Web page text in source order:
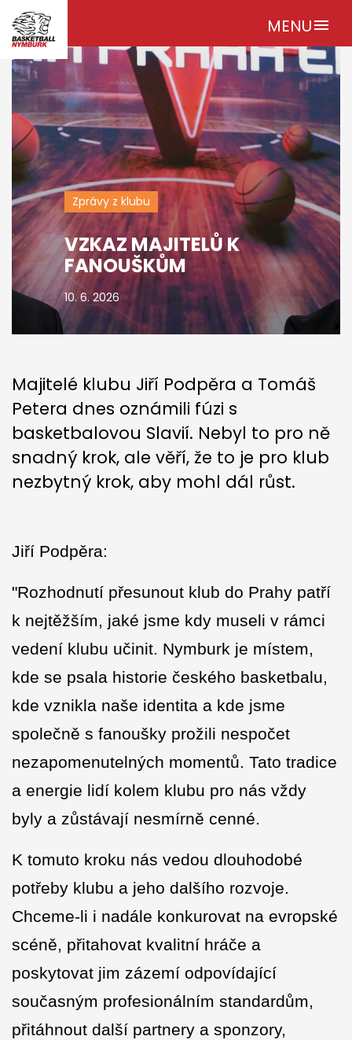
MENUmenu
Zprávy z klubu
VZKAZ MAJITELŮ K
FANOUŠKŮM
10. 6. 2026
Majitelé klubu Jiří Podpěra a Tomáš
Petera dnes oznámili fúzi s
basketbalovou Slavií. Nebyl to pro ně
snadný krok, ale věří, že to je pro klub
nezbytný krok, aby mohl dál růst.
Jiří Podpěra:
"Rozhodnutí přesunout klub do Prahy patří
k nejtěžším, jaké jsme kdy museli v rámci
vedení klubu učinit. Nymburk je místem,
kde se psala historie českého basketbalu,
kde vznikla naše identita a kde jsme
společně s fanoušky prožili nespočet
nezapomenutelných momentů. Tato tradice
a energie lidí kolem klubu pro nás vždy
byly a zůstávají nesmírně cenné.
K tomuto kroku nás vedou dlouhodobé
potřeby klubu a jeho dalšího rozvoje.
Chceme-li i nadále konkurovat na evropské
scéně, přitahovat kvalitní hráče a
poskytovat jim zázemí odpovídající
současným profesionálním standardům,
přitáhnout další partnery a sponzory,